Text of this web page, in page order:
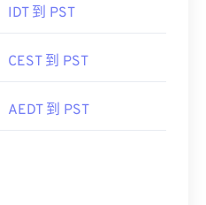
IDT 到 PST
CEST 到 PST
AEDT 到 PST